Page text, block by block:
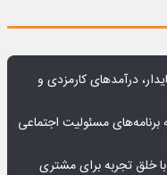
درآمدهای کارمزدی و
میلیارد تومان به برنامه‌های مسئولیت اجتماعی
خلق تجربه برای مشتری